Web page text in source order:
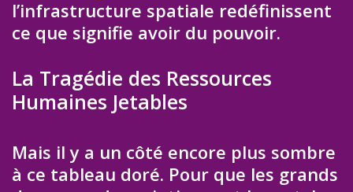
l’infrastructure spatiale redéfinissent
ce que signifie avoir du pouvoir.
La Tragédie des Ressources
Humaines Jetables
Mais il y a un côté encore plus sombre
à ce tableau doré. Pour que les grands